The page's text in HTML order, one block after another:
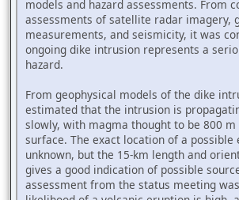
models and hazard assessments. From
assessments of satellite radar imagery,
measurements, and seismicity, it was
ongoing dike intrusion represents a
hazard.
From geophysical models of the dike
estimated that the intrusion is
slowly, with magma thought to be 800 m
surface. The exact location of a possible
unknown, but the 15-km length and
gives a good indication of possible
assessment from the status meeting